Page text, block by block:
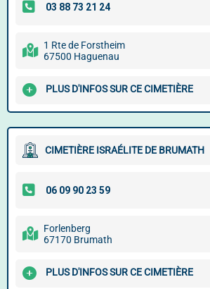
1 Rte de Forstheim
67500 Haguenau
PLUS D'INFOS SUR CE CIMETIÈRE
CIMETIÈRE ISRAÉLITE DE BRUMATH
Forlenberg
67170 Brumath
PLUS D'INFOS SUR CE CIMETIÈRE